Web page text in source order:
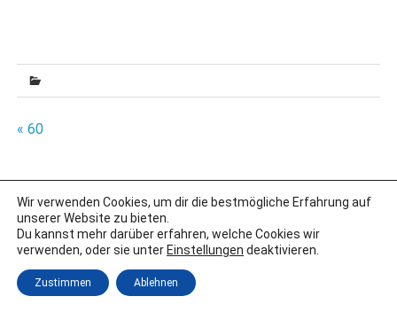
Beitragsnavigation
« 60
IMPRESSUM
DATENSCHUTZERKLÄRUNG
Erstellt mitWordPress
Wir verwenden Cookies, um dir die bestmögliche Erfahrung auf
unserer Website zu bieten.
Du kannst mehr darüber erfahren, welche Cookies wir
verwenden, oder sie unter Einstellungen deaktivieren.
Zustimmen Ablehnen